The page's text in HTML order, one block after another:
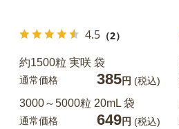
4.5 （2）
約1500粒 実咲 袋
通常価格 385円 (税込)
3000～5000粒 20mL 袋
通常価格 649円 (税込)